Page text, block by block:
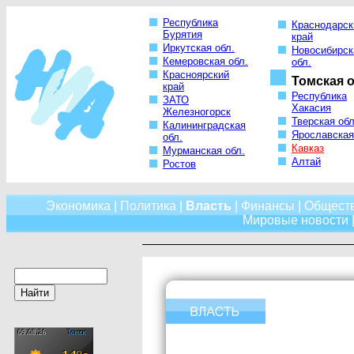
Республика
Бурятия
Иркутская обл.
Кемеровская обл.
Красноярский
край
ЗАТО
Железногорск
Калининградская
обл.
Мурманская обл.
Ростов
край
обл.
Томская
Республика
Хакасия
Тверская
Кавказ
Алтай
Экономика Политика Власть Финансы
Мировые новости